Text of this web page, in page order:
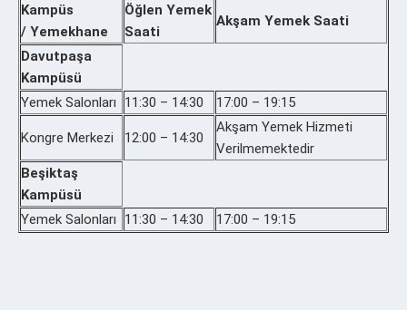
Kampüs
/ Yemekhane
Öğlen Yemek
Saati
Akşam Yemek Saati
Davutpaşa
Kampüsü
Yemek Salonları
11:30 – 14:30 17:00 – 19:15
Kongre Merkezi 12:00 – 14:30
Akşam Yemek Hizmeti
Verilmemektedir
Beşiktaş
Kampüsü
Yemek Salonları
11:30 – 14:30 17:00 – 19:15